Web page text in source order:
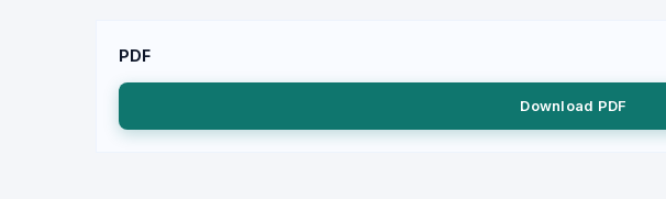
PDF
Download PDF